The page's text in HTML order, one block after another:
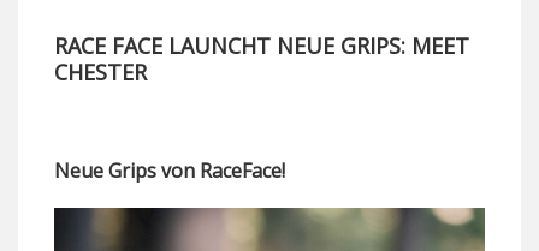
RACE FACE LAUNCHT NEUE GRIPS: MEET
CHESTER
Neue Grips von RaceFace!